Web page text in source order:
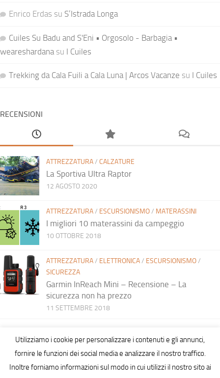
Enrico Erdas su S’Istrada Longa
Cuiles Su Badu and S'Eni • Orgosolo - Barbagia •
weareshardana su I Cuiles
Trekking da Cala Fuili a Cala Luna | Arcos Vacanze su I Cuiles
RECENSIONI
ATTREZZATURA/ CALZATURE
La Sportiva Ultra Raptor
12 AGOSTO 2020
ATTREZZATURA/ ESCURSIONISMO/ MATERASSINI
I migliori 10 materassini da campeggio
10 OTTOBRE 2018
ATTREZZATURA/ ELETTRONICA/ ESCURSIONISMO/
SICUREZZA
Garmin InReach Mini – Recensione – La
sicurezza non ha prezzo
11 SETTEMBRE 2018
Hiking in Sardinia © 2026. All Rights Reserved.
Utilizziamo i cookie per personalizzare i contenuti e gli annunci,
fornire le funzioni dei social media e analizzare il nostro traffico.
Inoltre forniamo informazioni sul modo in cui utilizzi il nostro sito ai